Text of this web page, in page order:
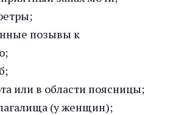
позывы к
или в области поясницы;
(у женщин);